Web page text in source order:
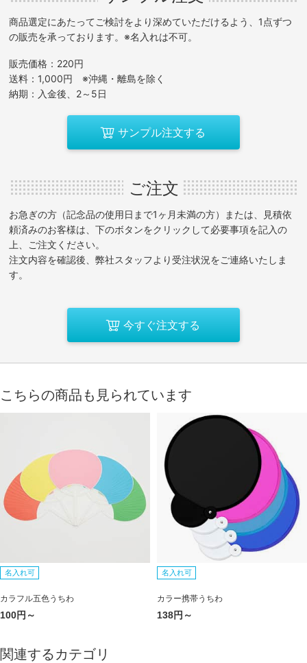
商品選定にあたってご検討をより深めていただけるよう、1点ずつ
の販売を承っております。※名入れは不可。
販売価格：220円
送料：1,000円 ※沖縄・離島を除く
納期：入金後、2～5日
サンプル注文する
ご注文
お急ぎの方（記念品の使用日まで1ヶ月未満の方）または、見積依
頼済みのお客様は、下のボタンをクリックして必要事項を記入の
上、ご注文ください。
注文内容を確認後、弊社スタッフより受注状況をご連絡いたしま
す。
今すぐ注文する
こちらの商品も見られています
名入れ可
カラフル五色うちわ
100円～
名入れ可
カラー携帯うちわ
138円～
関連するカテゴリ